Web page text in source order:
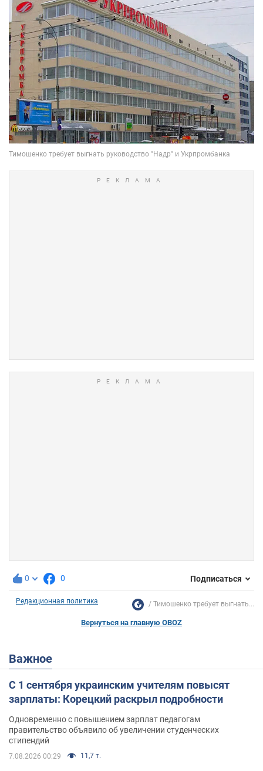
0 0 Подписаться
Редакционная политика Тимошенко требует выгнать...
Вернуться на главную OBOZ
Важное
С 1 сентября украинским учителям повысят
зарплаты: Корецкий раскрыл подробности
Одновременно с повышением зарплат педагогам
правительство объявило об увеличении студенческих
стипендий
7.08.2026 00:29 11,7 т.